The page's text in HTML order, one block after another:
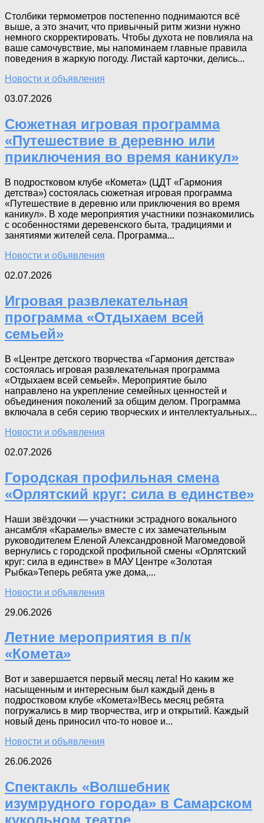
Столбики термометров постепенно поднимаются всё
выше, а это значит, что привычный ритм жизни нужно
немного скорректировать. Чтобы духота не повлияла на
ваше самочувствие, мы напоминаем главные правила
поведения в жаркую погоду. Листай карточки, делись...
Новости и объявления
03.07.2026
Сюжетная игровая программа
«Путешествие в деревню или
приключения во время каникул»
В подростковом клубе «Комета» (ЦДТ «Гармония
детства») состоялась сюжетная игровая программа
«Путешествие в деревню или приключения во время
каникул». В ходе мероприятия участники познакомились
с особенностями деревенского быта, традициями и
занятиями жителей села. Программа...
Новости и объявления
02.07.2026
Игровая развлекательная
программа «Отдыхаем всей
семьей»
В «Центре детского творчества «Гармония детства»
состоялась игровая развлекательная программа
«Отдыхаем всей семьей». Мероприятие было
направлено на укрепление семейных ценностей и
объединения поколений за общим делом. Программа
включала в себя серию творческих и интеллектуальных...
Новости и объявления
02.07.2026
Городская профильная смена
«Орлятский круг: сила в единстве»
Наши звёздочки — участники эстрадного вокального
ансамбля «Карамель» вместе с их замечательным
руководителем Еленой Александровной Магомедовой
вернулись с городской профильной смены «Орлятский
круг: сила в единстве» в МАУ Центре «Золотая
Рыбка»Теперь ребята уже дома,...
Новости и объявления
29.06.2026
Летние мероприятия в п/к
«Комета»
Вот и завершается первый месяц лета! Но каким же
насыщенным и интересным был каждый день в
подростковом клубе «Комета»!Весь месяц ребята
погружались в мир творчества, игр и открытий. Каждый
новый день приносил что-то новое и...
Новости и объявления
26.06.2026
Спектакль «Волшебник
изумрудного города» в Самарском